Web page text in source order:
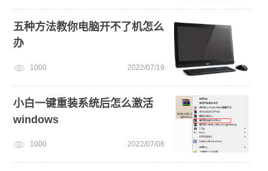
五种方法教你电脑开不了机怎么
办
1000 2022/07/19
小白一键重装系统后怎么激活
windows
1000 2022/07/08